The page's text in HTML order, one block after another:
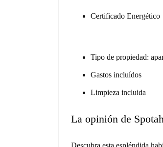
Certificado Energético
Tipo de propiedad:
Gastos incluídos
Limpieza incluida
La opinión de
Descubra esta espléndida